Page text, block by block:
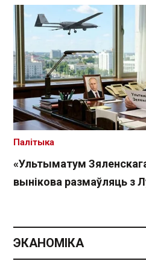
«Ультыматум
вынікова размаўляць з
Палітыка
ЭКАНОМІКА